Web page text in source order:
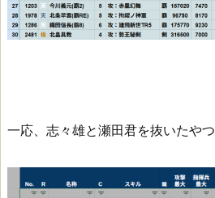
一応、志々雄と瀬田君を抜いたやつ